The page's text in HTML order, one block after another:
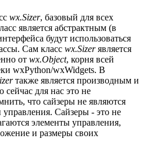
wx.Sizer, базовый для всех
является абстрактным (в
будут использоваться
Сам класс wx.Sizerявляется
от wx.Object, корня всей
wxPython/wxWidgets. В
также является производным и
сейчас для нас это не
что сайзеры не являются
Сайзеры - это не
элементы управления,
и размеры своих